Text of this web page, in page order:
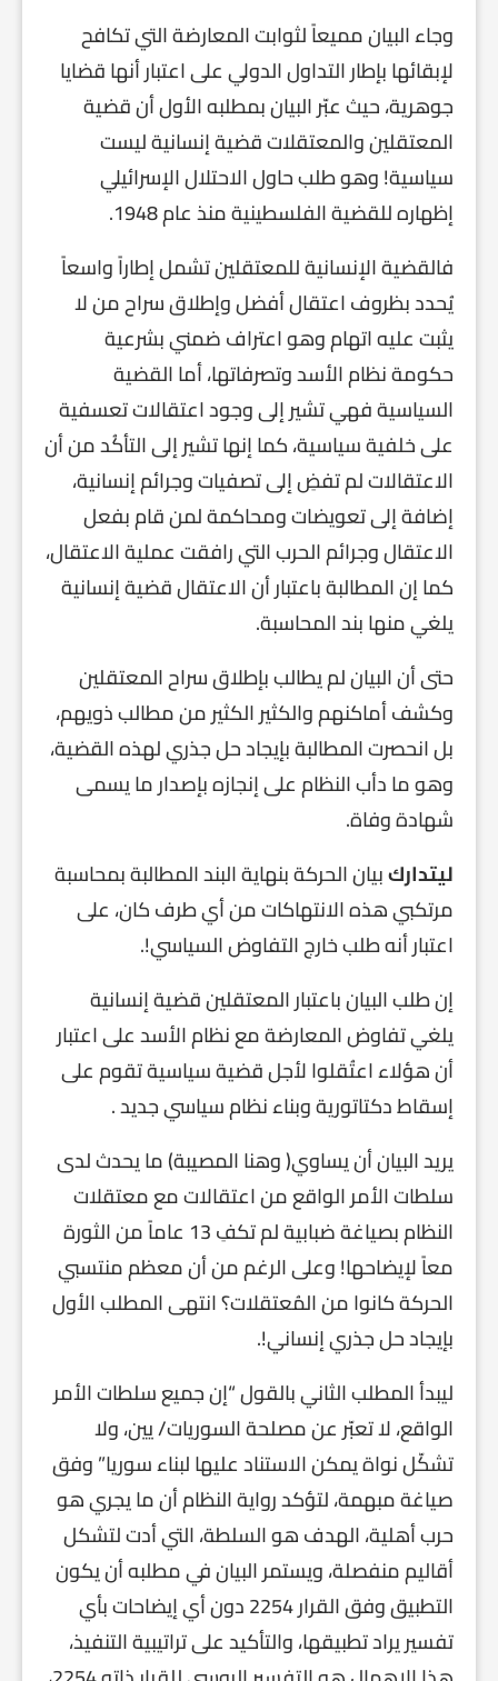
وجاء البيان مميعاً لثوابت المعارضة التي تكافح
لإبقائها بإطار التداول الدولي على اعتبار أنها قضايا
جوهرية، حيث عبّر البيان بمطلبه الأول أن قضية
المعتقلين والمعتقلات قضية إنسانية ليست
سياسية! وهو طلب حاول الاحتلال الإسرائيلي
إظهاره للقضية الفلسطينية منذ عام 1948.
فالقضية الإنسانية للمعتقلين تشمل إطاراً واسعاً
يُحدد بظروف اعتقال أفضل وإطلاق سراح من لا
يثبت عليه اتهام وهو اعتراف ضمني بشرعية
حكومة نظام الأسد وتصرفاتها، أما القضية
السياسية فهي تشير إلى وجود اعتقالات تعسفية
على خلفية سياسية، كما إنها تشير إلى التأكُد من أن
الاعتقالات لم تفضِ إلى تصفيات وجرائم إنسانية،
إضافة إلى تعويضات ومحاكمة لمن قام بفعل
الاعتقال وجرائم الحرب التي رافقت عملية الاعتقال،
كما إن المطالبة باعتبار أن الاعتقال قضية إنسانية
يلغي منها بند المحاسبة.
حتى أن البيان لم يطالب بإطلاق سراح المعتقلين
وكشف أماكنهم والكثير الكثير من مطالب ذويهم،
بل انحصرت المطالبة بإيجاد حل جذري لهذه القضية،
وهو ما دأب النظام على إنجازه بإصدار ما يسمى
شهادة وفاة.
ليتداركبيان الحركة بنهاية البند المطالبة بمحاسبة
مرتكبي هذه الانتهاكات من أي طرف كان، على
اعتبار أنه طلب خارج التفاوض السياسي!.
إن طلب البيان باعتبار المعتقلين قضية إنسانية
يلغي تفاوض المعارضة مع نظام الأسد على اعتبار
أن هؤلاء اعتُقلوا لأجل قضية سياسية تقوم على
إسقاط دكتاتورية وبناء نظام سياسي جديد .
يريد البيان أن يساوي( وهنا المصيبة) ما يحدث لدى
سلطات الأمر الواقع من اعتقالات مع معتقلات
النظام بصياغة ضبابية لم تكفِ 13 عاماً من الثورة
معاً لإيضاحها! وعلى الرغم من أن معظم منتسبي
الحركة كانوا من المُعتقلات؟ انتهى المطلب الأول
بإيجاد حل جذري إنساني!.
ليبدأ المطلب الثاني بالقول “إن جميع سلطات الأمر
الواقع، لا تعبّر عن مصلحة السوريات/ يين، ولا
تشكّل نواة يمكن الاستناد عليها لبناء سوريا” وفق
صياغة مبهمة، لتؤكد رواية النظام أن ما يجري هو
حرب أهلية، الهدف هو السلطة، التي أدت لتشكل
أقاليم منفصلة، ويستمر البيان في مطلبه أن يكون
التطبيق وفق القرار 2254 دون أي إيضاحات بأي
تفسير يراد تطبيقها، والتأكيد على تراتيبية التنفيذ،